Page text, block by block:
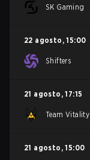
SK Gaming
22 agosto , 15:00
Shifters
21 agosto , 17:15
Team Vitality
21 agosto , 15:00